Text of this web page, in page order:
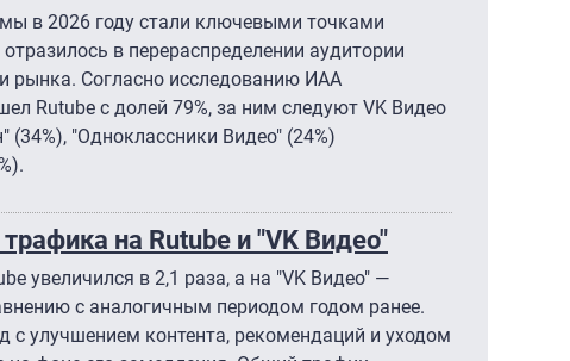
в 2026 году стали ключевыми точками
в перераспределении аудитории
рынка. Согласно исследованию ИАА
Rutube с долей 79%, за ним следуют VK Видео
(34%), "Одноклассники Видео" (24%)
на Rutube и "VK Видео"
увеличился в 2,1 раза, а на "VK Видео" —
с аналогичным периодом годом ранее.
с улучшением контента, рекомендаций и уходом